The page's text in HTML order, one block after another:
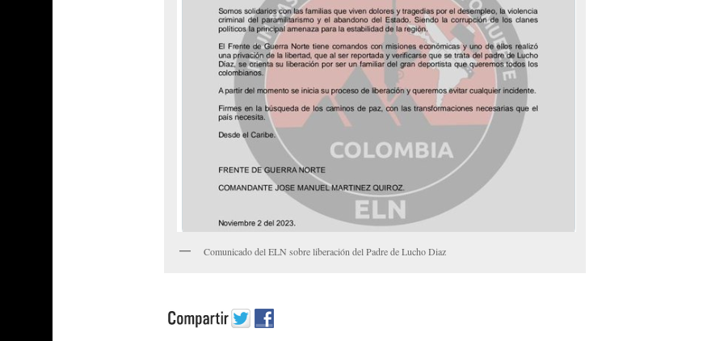
Comunicado del ELN sobre liberación del Padre de Lucho Diaz